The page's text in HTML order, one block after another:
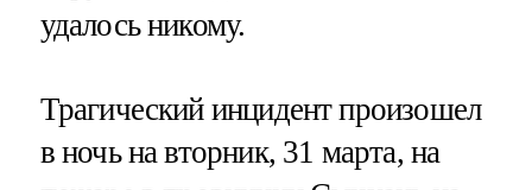
удалось никому.
Трагический инцидент произошел
в ночь на вторник, 31 марта, на